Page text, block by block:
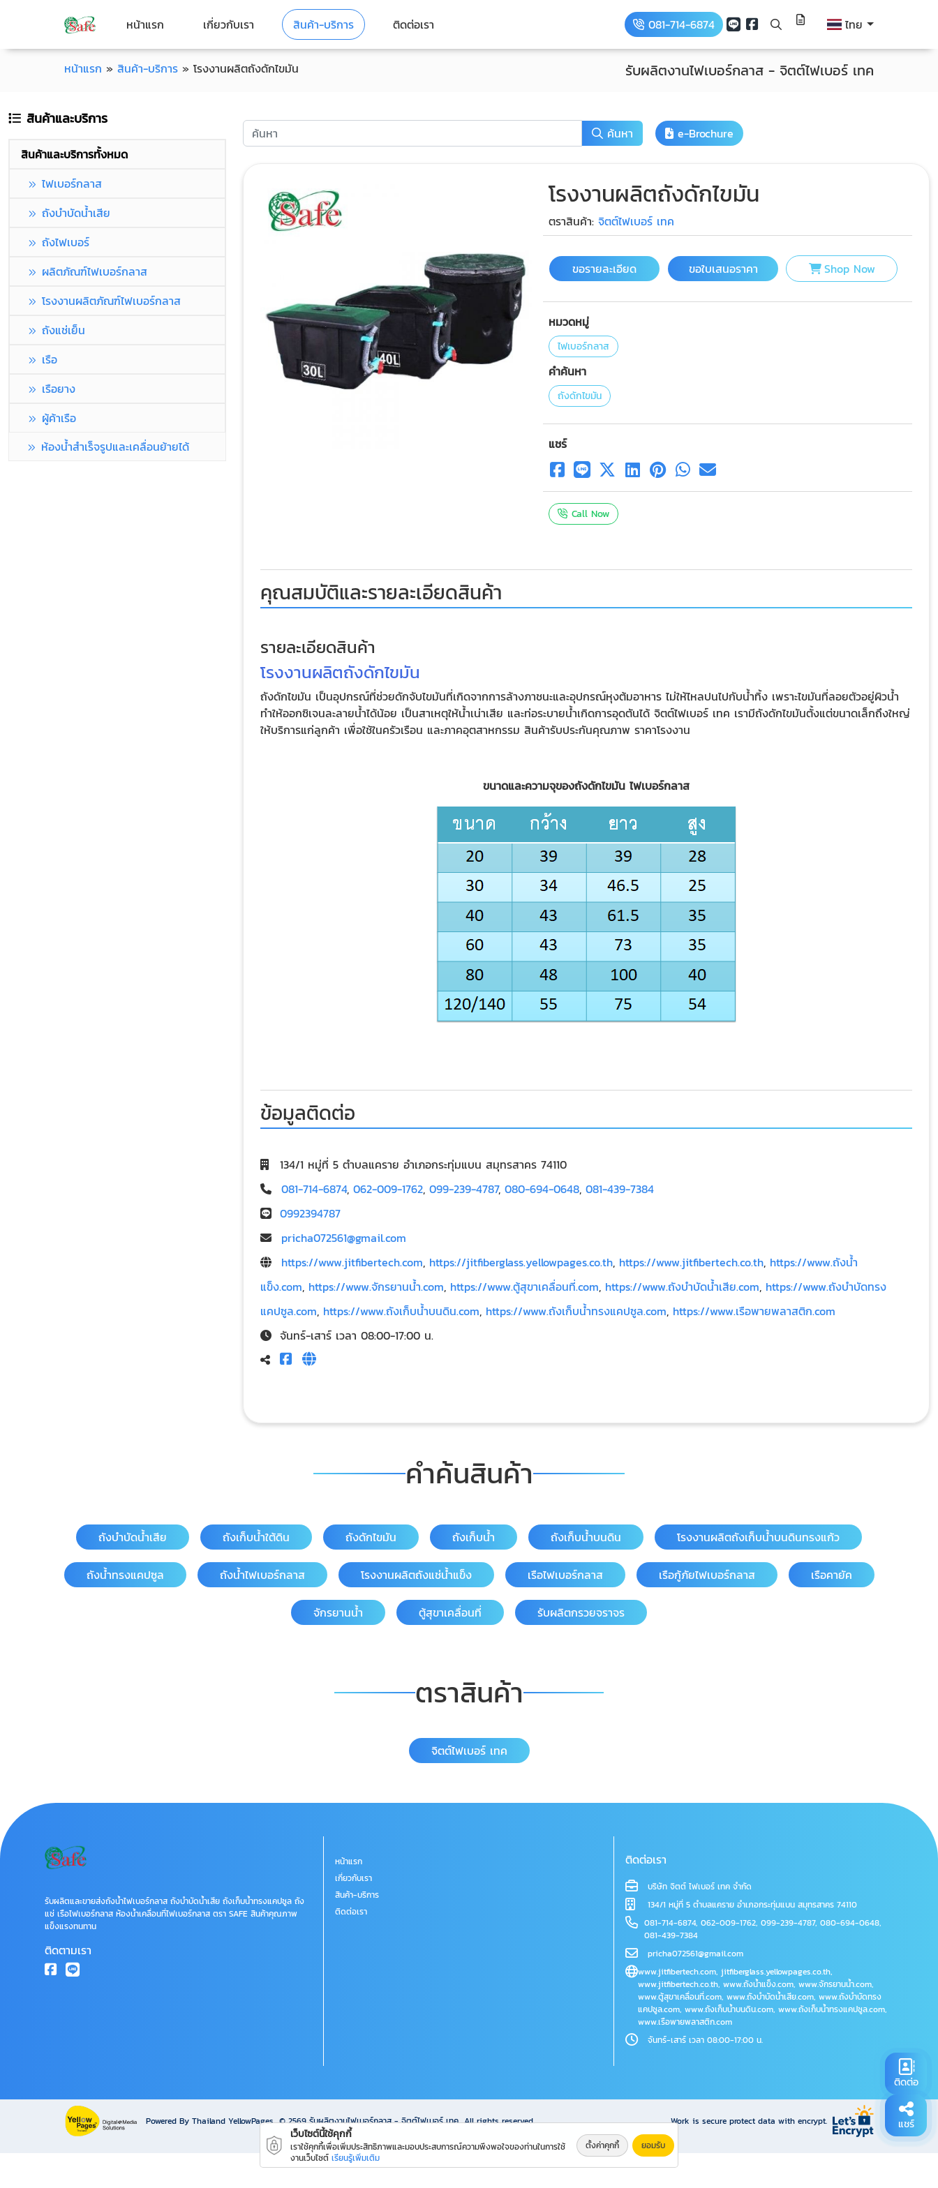
หน้าแรก เกี่ยวกับเรา สินค้า-บริการ ติดต่อเรา 081-714-6874 ไทย
หน้าแรก » สินค้า-บริการ » โรงงานผลิตถังดักไขมัน รับผลิตงานไฟเบอร์กลาส - จิตต์ไฟเบอร์ เทค
สินค้าและบริการ
สินค้าและบริการทั้งหมด
ไฟเบอร์กลาส
ถังบำบัดน้ำเสีย
ถังไฟเบอร์
ผลิตภัณฑ์ไฟเบอร์กลาส
โรงงานผลิตภัณฑ์ไฟเบอร์กลาส
ถังแช่เย็น
เรือ
เรือยาง
ผู้ค้าเรือ
ห้องน้ำสำเร็จรูปและเคลื่อนย้ายได้
ค้นหา e-Brochure
โรงงานผลิตถังดักไขมัน
ตราสินค้า:จิตต์ไฟเบอร์ เทค
ขอรายละเอียด ขอใบเสนอราคา Shop Now
หมวดหมู่
ไฟเบอร์กลาส
คำค้นหา
ถังดักไขมัน
แชร์
Call Now
คุณสมบัติและรายละเอียดสินค้า
รายละเอียดสินค้า
โรงงานผลิตถังดักไขมัน
ถังดักไขมัน เป็นอุปกรณ์ที่ช่วยดักจับไขมันที่เกิดจากการล้างภาชนะและอุปกรณ์หุงต้มอาหาร ไม่ให้ไหลปนไปกับน้ำทิ้ง เพราะไขมันที่ลอยตัวอยู่ผิวน้ำ
ทำให้ออกซิเจนละลายน้ำได้น้อย เป็นสาเหตุให้น้ำเน่าเสีย และท่อระบายน้ำเกิดการอุดตันได้ จิตต์ไฟเบอร์ เทค เรามีถังดักไขมันตั้งแต่ขนาดเล็กถึงใหญ่
ให้บริการแก่ลูกค้า เพื่อใช้ในครัวเรือน และภาคอุตสาหกรรม สินค้ารับประกันคุณภาพ ราคาโรงงาน
ขนาดและความจุของถังดักไขมัน ไฟเบอร์กลาส
ข้อมูลติดต่อ
134/1 หมู่ที่ 5 ตำบลแคราย อำเภอกระทุ่มแบน สมุทรสาคร 74110
081-714-6874, 062-009-1762, 099-239-4787, 080-694-0648, 081-439-7384
0992394787
pricha072561@gmail.com
https://www.jitfibertech.com, https://jitfiberglass.yellowpages.co.th, https://www.jitfibertech.co.th, https://www.ถังน้ำ
แข็ง.com, https://www.จักรยานน้ำ.com, https://www.ตู้สุขาเคลื่อนที่.com, https://www.ถังบำบัดน้ำเสีย.com, https://www.ถังบำบัดทรง
แคปซูล.com, https://www.ถังเก็บน้ำบนดิน.com, https://www.ถังเก็บน้ำทรงแคปซูล.com, https://www.เรือพายพลาสติก.com
จันทร์-เสาร์ เวลา 08:00-17:00 น.
คำค้นสินค้า
ถังบำบัดน้ำเสีย ถังเก็บน้ำใต้ดิน ถังดักไขมัน ถังเก็บน้ำ ถังเก็บน้ำบนดิน โรงงานผลิตถังเก็บน้ำบนดินทรงแก้ว
ถังน้ำทรงแคปซูล ถังน้ำไฟเบอร์กลาส โรงงานผลิตถังแช่น้ำแข็ง เรือไฟเบอร์กลาส เรือกู้ภัยไฟเบอร์กลาส เรือคายัค
จักรยานน้ำ ตู้สุขาเคลื่อนที่ รับผลิตกรวยจราจร
ตราสินค้า
จิตต์ไฟเบอร์ เทค
รับผลิตและขายส่งถังน้ำไฟเบอร์กลาส ถังบำบัดน้ำเสีย ถังเก็บน้ำทรงแคปซูล ถัง
แช่ เรือไฟเบอร์กลาส ห้องน้ำเคลื่อนที่ไฟเบอร์กลาส ตรา SAFE สินค้าคุณภาพ
แข็งแรงทนทาน
ติดตามเรา
หน้าแรก
เกี่ยวกับเรา
สินค้า-บริการ
ติดต่อเรา
ติดต่อเรา
บริษัท จิตต์ ไฟเบอร์ เทค จำกัด
134/1 หมู่ที่ 5 ตำบลแคราย อำเภอกระทุ่มแบน สมุทรสาคร 74110
081-714-6874,062-009-1762,099-239-4787,080-694-0648,
081-439-7384
pricha072561@gmail.com
www.jitfibertech.com, jitfiberglass.yellowpages.co.th,
www.jitfibertech.co.th, www.ถังน้ำแข็ง.com, www.จักรยานน้ำ.com,
www.ตู้สุขาเคลื่อนที่.com, www.ถังบำบัดน้ำเสีย.com, www.ถังบำบัดทรง
แคปซูล.com, www.ถังเก็บน้ำบนดิน.com, www.ถังเก็บน้ำทรงแคปซูล.com,
www.เรือพายพลาสติก.com
จันทร์-เสาร์ เวลา 08:00-17:00 น.
Powered By Thailand YellowPages © 2569รับผลิตงานไฟเบอร์กลาส - จิตต์ไฟเบอร์ เทค All rights reserved. Work is secure protect data with encrypt.
ติดต่อ
แชร์
เว็บไซต์นี้ใช้คุกกี้
เราใช้คุกกี้เพื่อเพิ่มประสิทธิภาพและมอบประสบการณ์ความพึงพอใจของท่านในการใช้
งานเว็บไซต์ เรียนรู้เพิ่มเติม
ตั้งค่าคุกกี้ ยอมรับ